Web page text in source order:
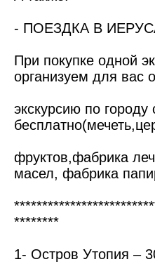
- ПОЕЗДКА В
При покупке одной
организуем для вас
экскурсию по
фруктов,фабрика
масел, фабрика
********
1- Остров Утопия –